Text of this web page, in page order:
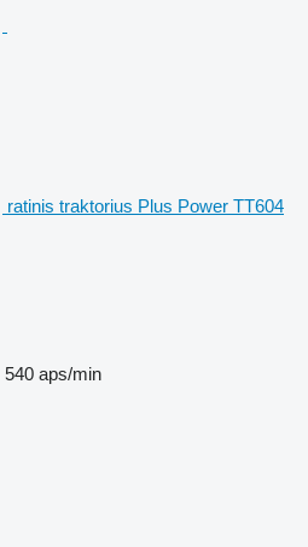
ratinis traktorius Plus Power TT604
540 aps/min